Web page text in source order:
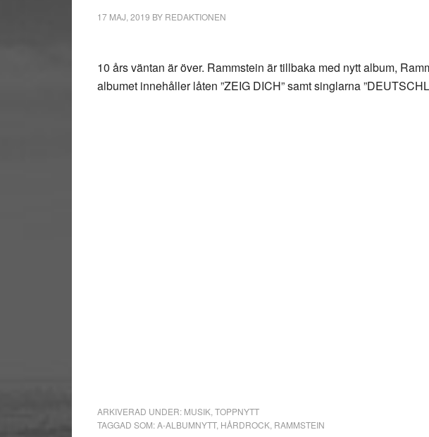
17 MAJ, 2019 BY REDAKTIONEN
10 års väntan är över. Rammstein är tillbaka med nytt album,
albumet innehåller låten ”ZEIG DICH” samt singlarna
ARKIVERAD UNDER: MUSIK TOPPNYTT
TAGGAD SOM:A-ALBUMNYTT, HÅRDROCK RAMMSTEIN